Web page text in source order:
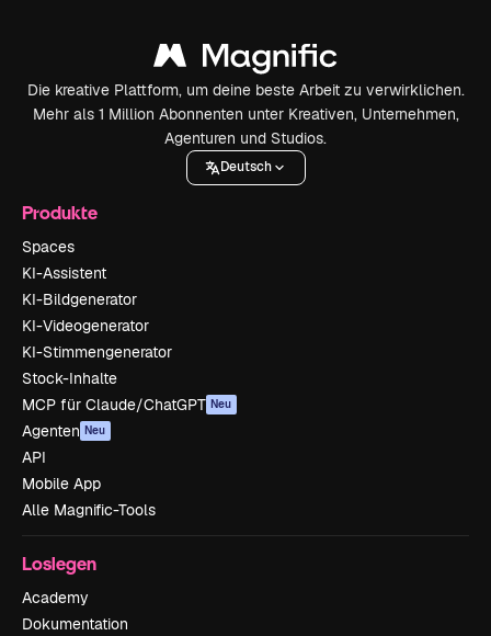
Die kreative Plattform, um deine beste Arbeit zu verwirklichen.
Mehr als 1 Million Abonnenten unter Kreativen, Unternehmen,
Agenturen und Studios.
Deutsch
Produkte
Spaces
KI-Assistent
KI-Bildgenerator
KI-Videogenerator
KI-Stimmengenerator
Stock-Inhalte
MCP für Claude/ChatGPT Neu
Agenten Neu
API
Mobile App
Alle Magnific-Tools
Loslegen
Academy
Dokumentation